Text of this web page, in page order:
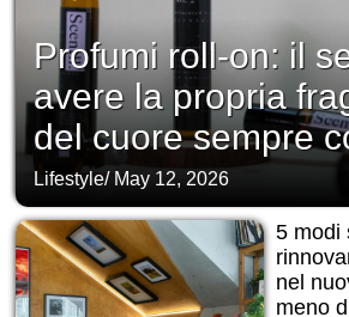
Profumi roll-on: il
avere la propria
del cuore sempre
Lifestyle/ May 12, 2026
5 modi
nel
meno